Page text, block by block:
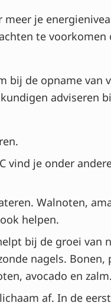
je
te voorkomen
bij de opname van
adviseren
vind je onder
Walnoten,
helpen.
bij de groei van
nagels. Bonen,
avocado en zalm.
af. In de